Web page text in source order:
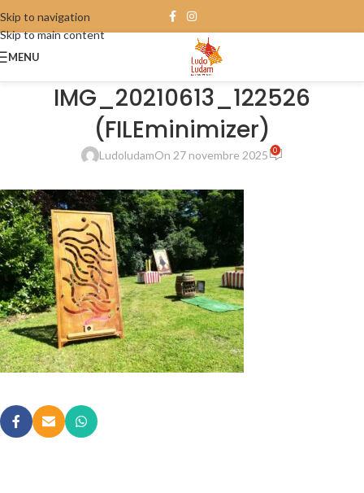
Skip to navigation
Skip to main content
MENU
IMG_20210613_122526
(FILEminimizer)
LudoludamOn 27 novembre 2025 0